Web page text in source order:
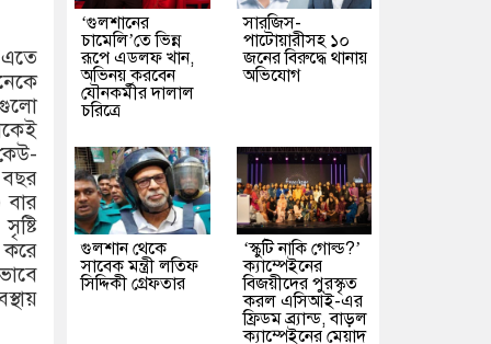
বার
করে
‘গুলশানের
চামেলি’তে ভিন্ন
রূপে এডলফ খান,
অভিনয় করবেন
যৌনকর্মীর দালাল
চরিত্রে
সারজিস-
পাটোয়ারীসহ ১০
জনের বিরুদ্ধে থানায়
অভিযোগ
গুলশান থেকে
সাবেক মন্ত্রী লতিফ
সিদ্দিকী গ্রেফতার
‘স্কুটি নাকি গোল্ড?’
ক্যাম্পেইনের
বিজয়ীদের পুরস্কৃত
করল এসিআই-এর
ফ্রিডম ব্র্যান্ড, বাড়ল
ক্যাম্পেইনের মেয়াদ